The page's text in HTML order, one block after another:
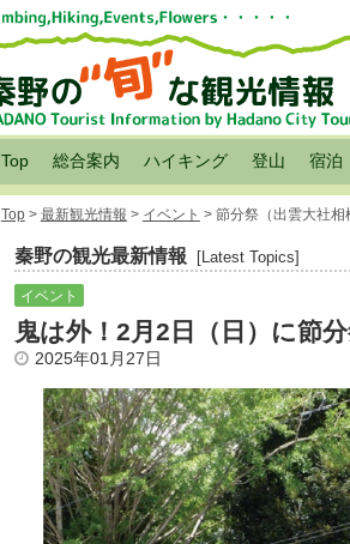
Top 総合案内 ハイキング 登山 宿泊
Top> 最新観光情報 > イベント > 節分祭（出雲大社
秦野の観光最新情報 [Latest Topics]
イベント
鬼は外！2月2日（日）に節
2025年01月27日